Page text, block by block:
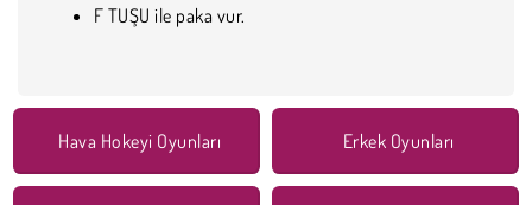
F TUŞU ile paka vur.
Hava Hokeyi Oyunları Erkek Oyunları